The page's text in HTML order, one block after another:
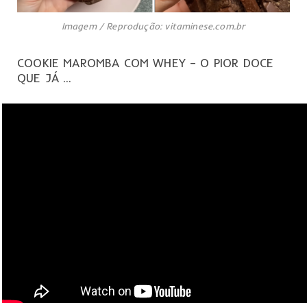
Imagem / Reprodução: vitaminese.com.br
COOKIE MAROMBA COM WHEY – O PIOR DOCE
QUE JÁ …